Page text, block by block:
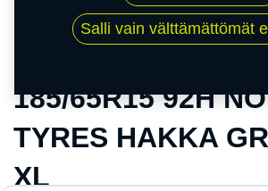
185/65R15 92H
TYRES HAKKA
XL
Salli vain välttämättömät